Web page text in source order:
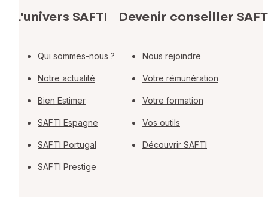
L'univers SAFTI
Qui sommes-nous ?
Notre actualité
Bien Estimer
SAFTI Espagne
SAFTI Portugal
SAFTI Prestige
Devenir conseiller
Nous rejoindre
Votre rémunération
Votre formation
Vos outils
Découvrir SAFTI